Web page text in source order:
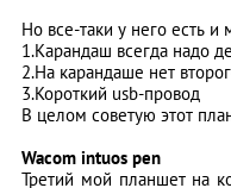
Но все-таки у него есть и
1.Карандаш всегда надо
2.На карандаше нет
3.Короткий usb-провод
В целом советую этот
Wacom intuos pen
Третий мой планшет на